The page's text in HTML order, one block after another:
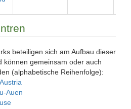
beteiligen sich am Aufbau dieser
können gemeinsam oder auch
(alphabetische Reihenfolge):
Auen